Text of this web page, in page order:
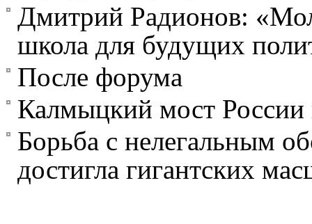
Дмитрий Радионов:
школа для будущих
После форума
Калмыцкий мост России
Борьба с нелегальным
достигла гигантских